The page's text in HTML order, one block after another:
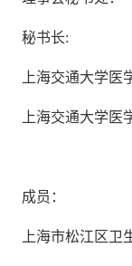
秘书长:
上海交通大学医
上海交通大学医
成员：
上海市松江区卫